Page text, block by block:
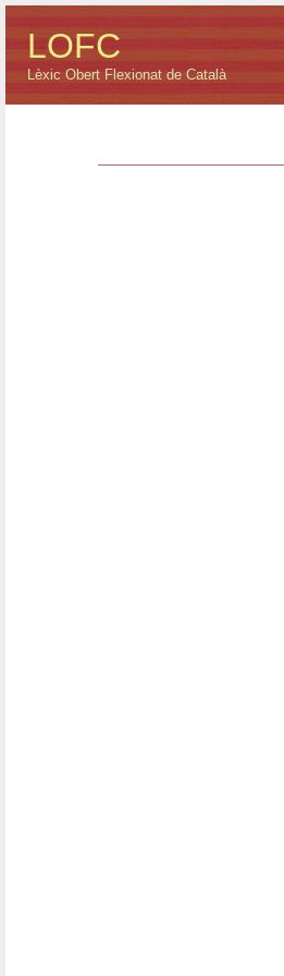
LOFC
Lèxic Obert Flexionat de Català